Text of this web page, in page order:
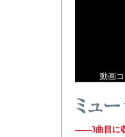
動画
——3曲目に収